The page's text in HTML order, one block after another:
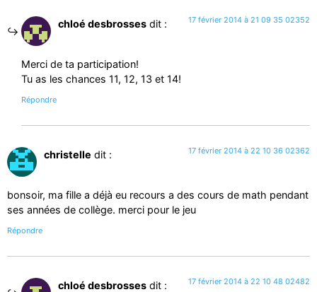
chloé desbrosses dit : 17 février 2014 à 21 09 35 02352
Merci de ta participation!
Tu as les chances 11, 12, 13 et 14!
Répondre
christelle dit : 17 février 2014 à 22 10 36 02362
bonsoir, ma fille a déjà eu recours a des cours de math pendant
ses années de collège. merci pour le jeu
Répondre
chloé desbrosses dit : 17 février 2014 à 22 10 48 02482